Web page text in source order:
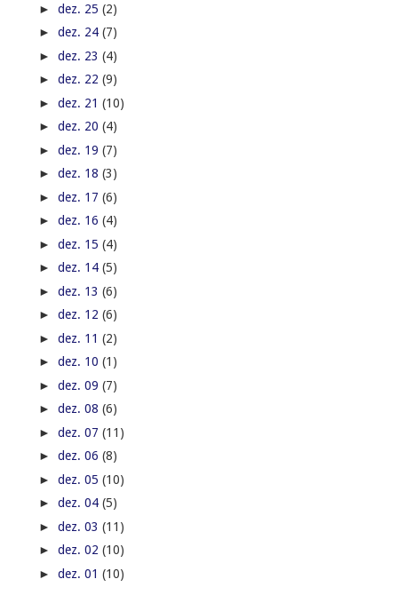
► dez. 25 (2)
► dez. 24 (7)
► dez. 23 (4)
► dez. 22 (9)
► dez. 21 (10)
► dez. 20 (4)
► dez. 19 (7)
► dez. 18 (3)
► dez. 17 (6)
► dez. 16 (4)
► dez. 15 (4)
► dez. 14 (5)
► dez. 13 (6)
► dez. 12 (6)
► dez. 11 (2)
► dez. 10 (1)
► dez. 09 (7)
► dez. 08 (6)
► dez. 07 (11)
► dez. 06 (8)
► dez. 05 (10)
► dez. 04 (5)
► dez. 03 (11)
► dez. 02 (10)
► dez. 01 (10)